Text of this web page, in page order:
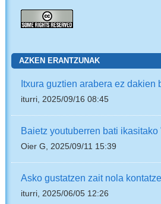
AZKEN ERANTZUNAK
Itxura guztien arabera ez dakien
iturri, 2025/09/16 08:45
Baietz youtuberren bati
Oier G, 2025/09/11 15:39
Asko gustatzen zait nola
iturri, 2025/06/05 12:26